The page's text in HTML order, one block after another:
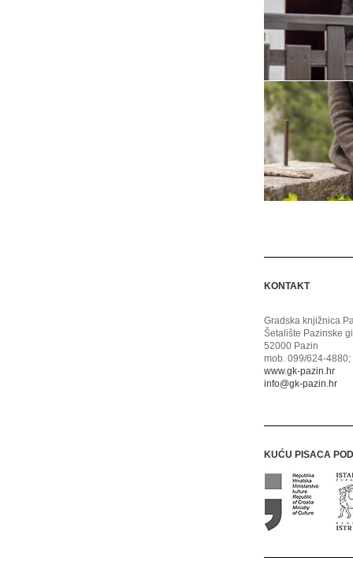
KONTAKT
Gradska knjižnica
Šetalište Pazinske
52000 Pazin
mob. 099/624-
www.gk-pazin.hr
info@gk-pazin.hr
KUĆU PISACA